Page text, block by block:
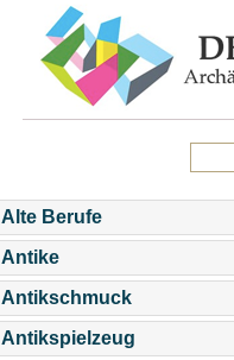
Alte Berufe
Antike
Antikschmuck
Antikspielzeug